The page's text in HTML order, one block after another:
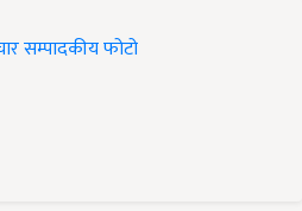
सम्पादकीयफोटो